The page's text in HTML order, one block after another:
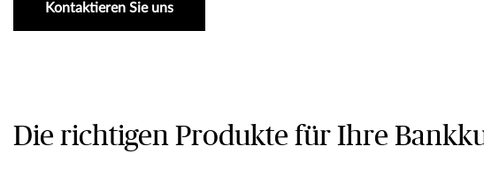
Kontaktieren Sie uns
Die richtigen Produkte für Ihre